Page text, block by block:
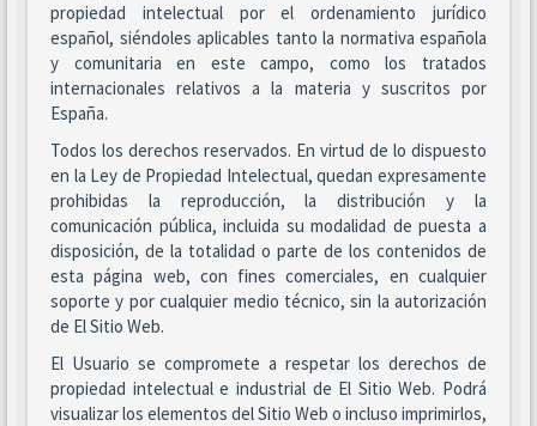
propiedad intelectual por el ordenamiento jurídico
español, siéndoles aplicables tanto la normativa española
y comunitaria en este campo, como los tratados
internacionales relativos a la materia y suscritos por
España.
Todos los derechos reservados. En virtud de lo dispuesto
en la Ley de Propiedad Intelectual, quedan expresamente
prohibidas la reproducción, la distribución y la
comunicación pública, incluida su modalidad de puesta a
disposición, de la totalidad o parte de los contenidos de
esta página web, con fines comerciales, en cualquier
soporte y por cualquier medio técnico, sin la autorización
de El Sitio Web.
El Usuario se compromete a respetar los derechos de
propiedad intelectual e industrial de El Sitio Web. Podrá
visualizar los elementos del Sitio Web o incluso imprimirlos,